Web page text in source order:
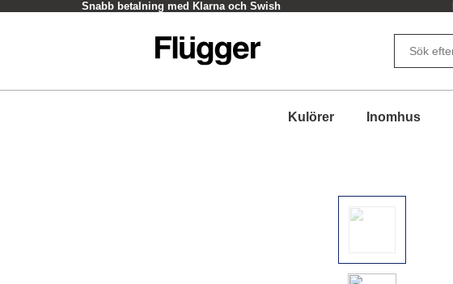
Snabb betalning med Klarna och Swish
Kulörer Inomhus